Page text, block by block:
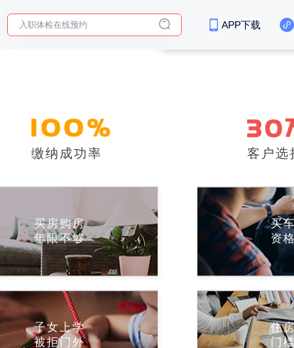
入职体检在线预约
APP下载
缴纳成功率 客户选
买房购房
年限不够
买
资
子女上学
被拒门外
住
门